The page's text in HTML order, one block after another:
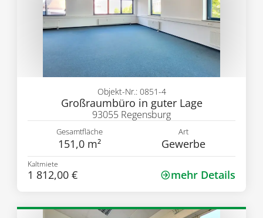
Großraumbüro in guter Lage
Objekt-Nr.: 0851-4
93055 Regensburg
Gesamtfläche
151,0 m²
Art
Gewerbe
Kaltmiete
1 812,00 € mehr Details